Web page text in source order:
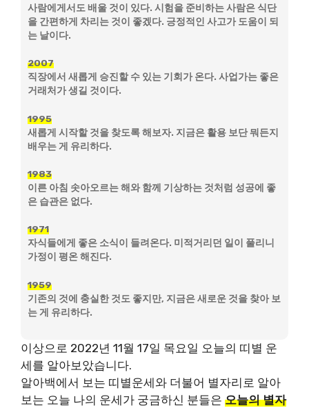
사람에게서도 배울 것이 있다. 시험을 준비하는 사람은 식단
을 간편하게 차리는 것이 좋겠다. 긍정적인 사고가 도움이 되
는 날이다.
2007
직장에서 새롭게 승진할 수 있는 기회가 온다. 사업가는 좋은
거래처가 생길 것이다.
1995
새롭게 시작할 것을 찾도록 해보자. 지금은 활용 보단 뭐든지
배우는 게 유리하다.
1983
이른 아침 솟아오르는 해와 함께 기상하는 것처럼 성공에 좋
은 습관은 없다.
1971
자식들에게 좋은 소식이 들려온다. 미적거리던 일이 풀리니
가정이 평온 해진다.
1959
기존의 것에 충실한 것도 좋지만, 지금은 새로운 것을 찾아 보
는 게 유리하다.
이상으로 2022년 11월 17일 목요일 오늘의 띠별 운
세를 알아보았습니다.
알아백에서 보는 띠별운세와 더불어 별자리로 알아
보는 오늘 나의 운세가 궁금하신 분들은 오늘의 별자